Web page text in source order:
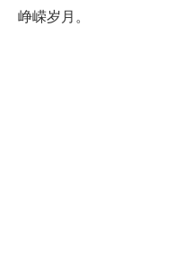
峥嵘岁月。